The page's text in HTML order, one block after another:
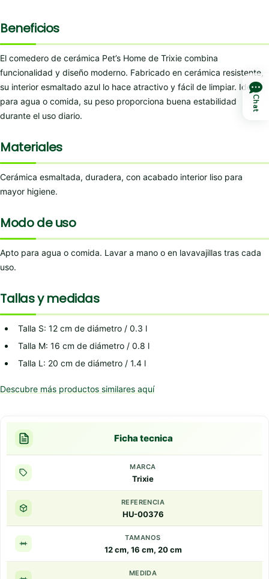
Beneficios
El comedero de cerámica Pet’s Home de Trixie combina
funcionalidad y diseño moderno. Fabricado en cerámica resistente,
su interior esmaltado azul lo hace atractivo y fácil de limpiar. Ideal
para agua o comida, su peso proporciona buena estabilidad
durante el uso diario.
Materiales
Cerámica esmaltada, duradera, con acabado interior liso para
mayor higiene.
Modo de uso
Apto para agua o comida. Lavar a mano o en lavavajillas tras cada
uso.
Tallas y medidas
Talla S: 12 cm de diámetro / 0.3 l
Talla M: 16 cm de diámetro / 0.8 l
Talla L: 20 cm de diámetro / 1.4 l
Descubre más productos similares aquí
Ficha tecnica
MARCA
Trixie
REFERENCIA
HU-00376
TAMANOS
12 cm, 16 cm, 20 cm
MEDIDA
Chat